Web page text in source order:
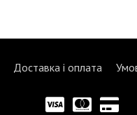
Доставка і оплата